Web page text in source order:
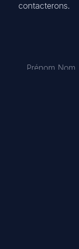
contacterons.